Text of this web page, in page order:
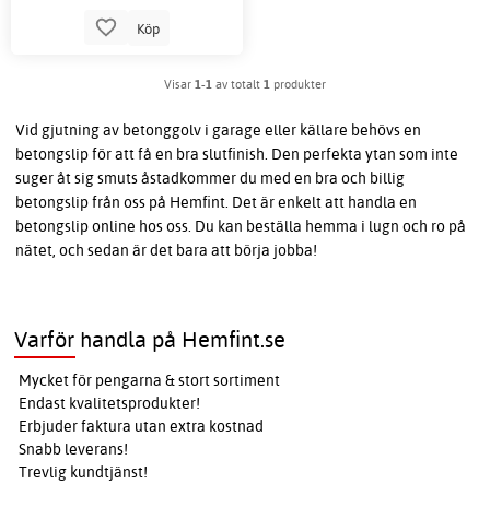
Köp
Visar 1-1 av totalt 1 produkter
Vid gjutning av betonggolv i garage eller källare behövs en
betongslip för att få en bra slutfinish. Den perfekta ytan som inte
suger åt sig smuts åstadkommer du med en bra och billig
betongslip från oss på Hemfint. Det är enkelt att handla en
betongslip online hos oss. Du kan beställa hemma i lugn och ro på
nätet, och sedan är det bara att börja jobba!
Varför handla på Hemfint.se
Mycket för pengarna & stort sortiment
Endast kvalitetsprodukter!
Erbjuder faktura utan extra kostnad
Snabb leverans!
Trevlig kundtjänst!